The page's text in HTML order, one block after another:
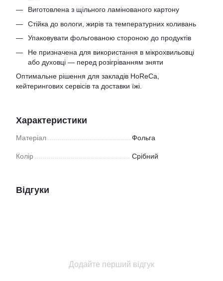
Виготовлена з щільного ламінованого картону
Стійка до вологи, жирів та температурних коливань
Упаковувати фольгованою стороною до продуктів
Не призначена для використання в мікрохвильовці
або духовці — перед розігріванням зняти
Оптимальне рішення для закладів HoReCa,
кейтерингових сервісів та доставки їжі.
Характеристики
Матеріал Фольга
Колір Срібний
Відгуки
Додайте перший відгук